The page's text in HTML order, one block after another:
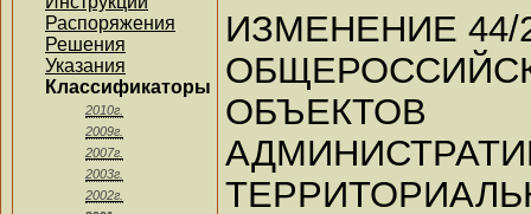
Распоряжения
Решения
Указания
Классификаторы
2010г.
2009г.
2007г.
2003г.
2002г.
ИЗМЕНЕНИЕ 44/
ОБЪЕКТОВ